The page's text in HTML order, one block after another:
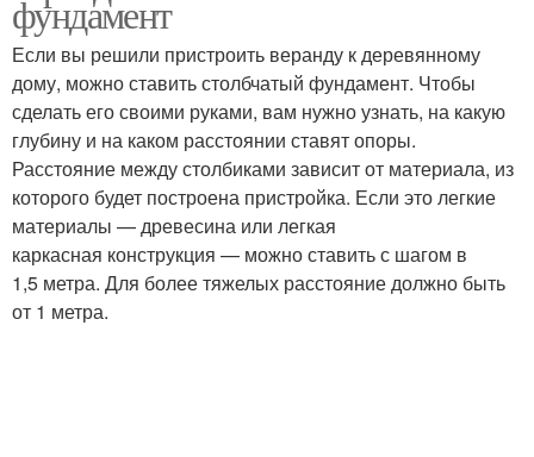
фундамент
Если вы решили пристроить веранду к деревянному
дому, можно ставить столбчатый фундамент. Чтобы
сделать его своими руками, вам нужно узнать, на какую
глубину и на каком расстоянии ставят опоры.
Расстояние между столбиками зависит от материала, из
которого будет построена пристройка. Если это легкие
материалы — древесина или легкая
каркасная конструкция — можно ставить с шагом в
1,5 метра. Для более тяжелых расстояние должно быть
от 1 метра.